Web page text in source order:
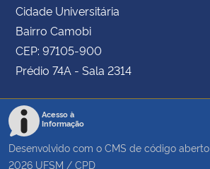
Cidade Universitária
Bairro Camobi
CEP: 97105-900
Prédio 74A - Sala 2314
Acesso à
Informação
Desenvolvido com o CMS de código aberto
2026 UFSM / CPD